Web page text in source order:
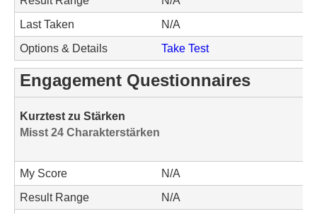
Last Taken
N/A
Options & Details
Take Test
Engagement Questionnaires
Kurztest zu Stärken
Misst 24 Charakterstärken
My Score
N/A
Result Range
N/A